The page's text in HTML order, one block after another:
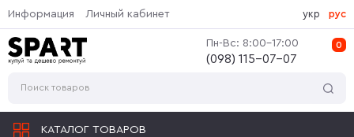
Информация Личный кабинет
0
Пн-Вс: 8:00-17:00
(‎098) 115-07-07
укр рус
КАТАЛОГ ТОВАРОВ